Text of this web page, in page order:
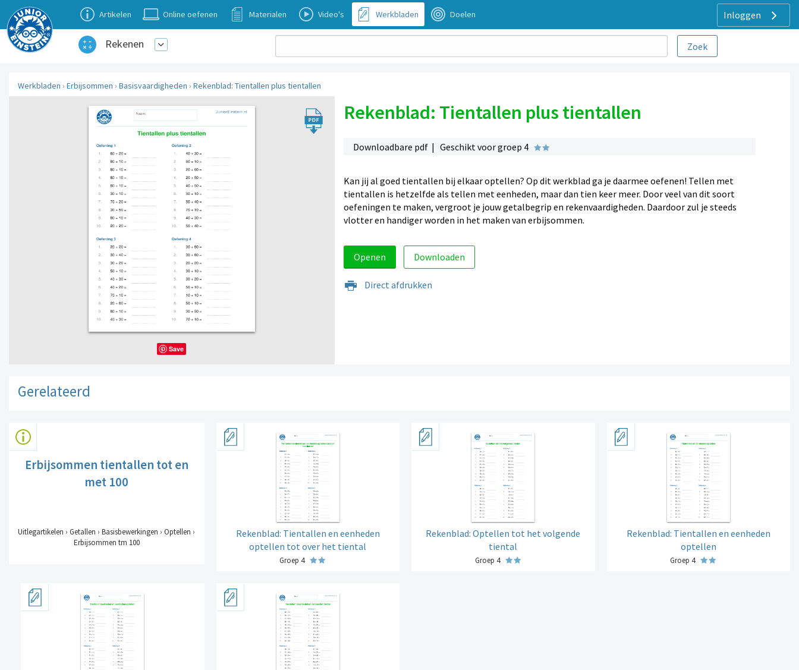
Inloggen
Artikelen Online oefenen Materialen Video's Werkbladen Doelen
Rekenen
Werkbladen › Erbijsommen › Basisvaardigheden › Rekenblad: Tientallen plus tientallen
Rekenblad: Tientallen plus tientallen
Downloadbare pdf | Geschikt voor groep 4
Kan jij al goed tientallen bij elkaar optellen? Op dit werkblad ga je daarmee oefenen! Tellen met
tientallen is hetzelfde als tellen met eenheden, maar dan tien keer meer. Door veel van dit soort
oefeningen te maken, vergroot je jouw getalbegrip en rekenvaardigheden. Daardoor zul je steeds
vlotter en handiger worden in het maken van erbijsommen.
Openen Downloaden
Direct afdrukken
Save
Gerelateerd
Erbijsommen tientallen tot en
met 100
Uitlegartikelen › Getallen › Basisbewerkingen › Optellen ›
Erbijsommen tm 100
Rekenblad: Tientallen en eenheden
optellen tot over het tiental
Groep 4
Rekenblad: Optellen tot het volgende
tiental
Groep 4
Rekenblad: Tientallen en eenheden
optellen
Groep 4